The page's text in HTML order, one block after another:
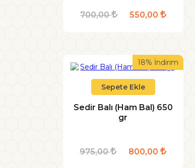
700,00 550,00
18% İndirim
Sepete Ekle
Sedir Balı (Ham Bal) 650
gr
975,00 800,00